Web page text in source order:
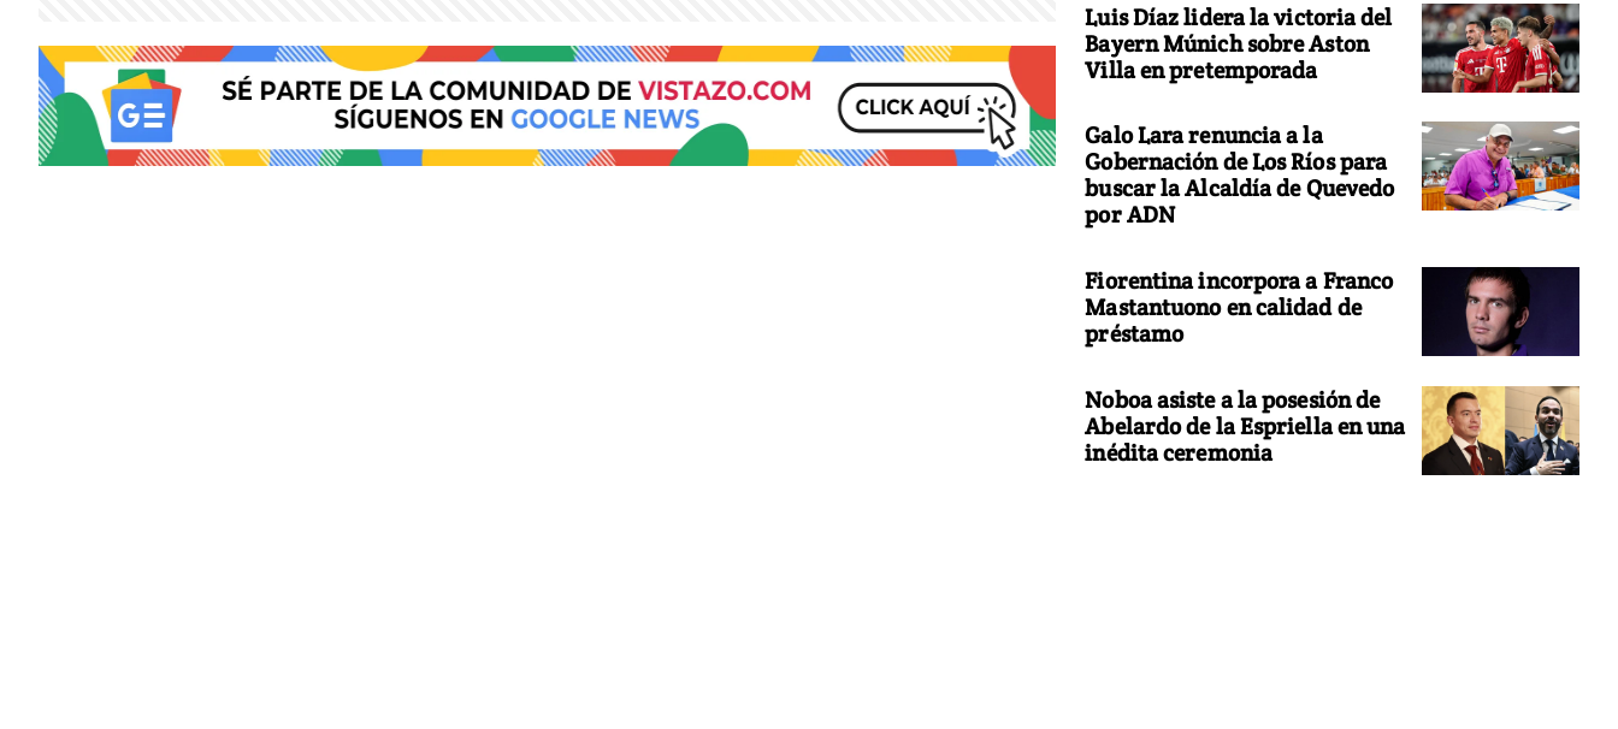
Luis Díaz lidera la victoria del
Bayern Múnich sobre Aston
Villa en pretemporada
Galo Lara renuncia a la
Gobernación de Los Ríos para
buscar la Alcaldía de Quevedo
por ADN
Fiorentina incorpora a Franco
Mastantuono en calidad de
préstamo
Noboa asiste a la posesión de
Abelardo de la Espriella en una
inédita ceremonia